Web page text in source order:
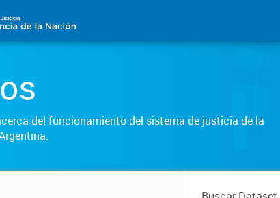
del funcionamiento del sistema de justicia de la